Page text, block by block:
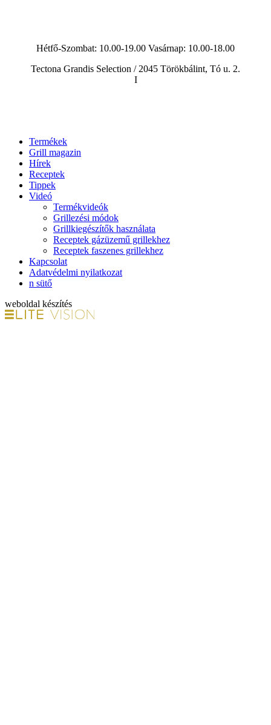
Hétfő-Szombat: 10.00-19.00 Vasárnap: 10.00-18.00
Tectona Grandis Selection / 2045 Törökbálint, Tó u. 2.
I
Termékek
Grill magazin
Hírek
Receptek
Tippek
Videó
Termékvideók
Grillezési módok
Grillkiegészítők használata
Receptek gázüzemű grillekhez
Receptek faszenes grillekhez
Kapcsolat
Adatvédelmi nyilatkozat
n sütő
weboldal készítés